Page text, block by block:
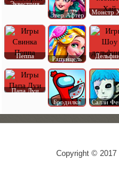
Эквестрия
Эвер Афтер
Монстр
Пеппа Рапунцель
Папа Луи
Бродилки
Салли
Copyright © 2017